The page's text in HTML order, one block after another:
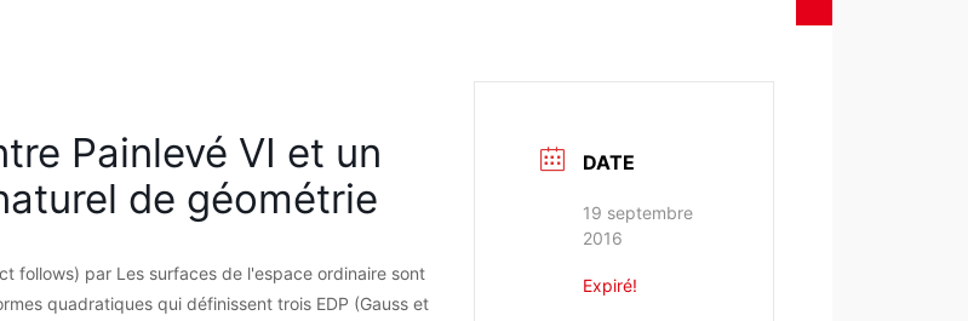
Painlevé VI et un
de géométrie
follows) par Les surfaces de l'espace ordinaire sont
quadratiques qui définissent trois EDP (Gauss et
DATE
19 septembre
2016
Expiré!